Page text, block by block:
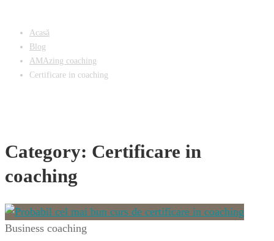
Acasă
Blog
AMAzing coaching
Certificare in coaching
Category: Certificare in
coaching
Business coaching